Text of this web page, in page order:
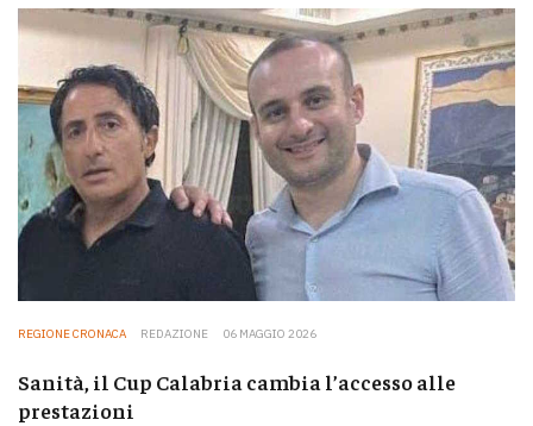
REGIONE CRONACA REDAZIONE 06 MAGGIO 2026
Sanità, il Cup Calabria cambia l’accesso alle
prestazioni